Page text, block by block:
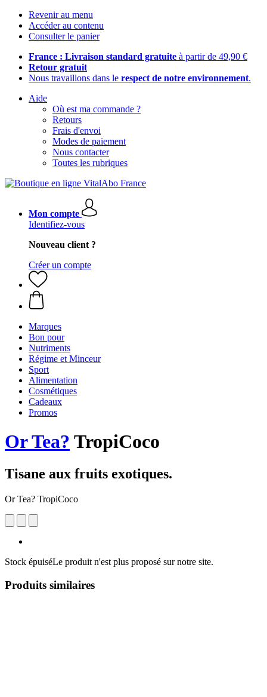
Revenir au menu
Accéder au contenu
Consulter le panier
France : Livraison standard gratuite à partir de 49,90 €
Retour gratuit
Nous travaillons dans le respect de notre environnement.
Aide
Où est ma commande ?
Retours
Frais d'envoi
Modes de paiement
Nous contacter
Toutes les rubriques
Mon compte
Identifiez-vous
Nouveau client ?
Créer un compte
Marques
Bon pour
Nutriments
Régime et Minceur
Sport
Alimentation
Cosmétiques
Cadeaux
Promos
Or Tea? TropiCoco
Tisane aux fruits exotiques.
Or Tea? TropiCoco
Stock épuiséLe produit n'est plus proposé sur notre site.
Produits similaires